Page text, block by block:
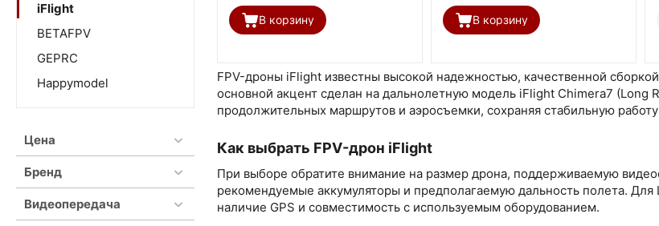
iFlight
BETAFPV
GEPRC
Happymodel
Цена
Бренд
Видеопередача
FPV-дроны iFlight известны высокой надежностью, качественной
основной акцент сделан на дальнолетную модель iFlight Chimera7 (Long
продолжительных маршрутов и аэросъемки, сохраняя стабильную
Как выбрать FPV-дрон iFlight
При выборе обратите внимание на размер дрона, поддерживаемую
рекомендуемые аккумуляторы и предполагаемую дальность полета.
наличие GPS и совместимость с используемым оборудованием.
В корзину В корзину